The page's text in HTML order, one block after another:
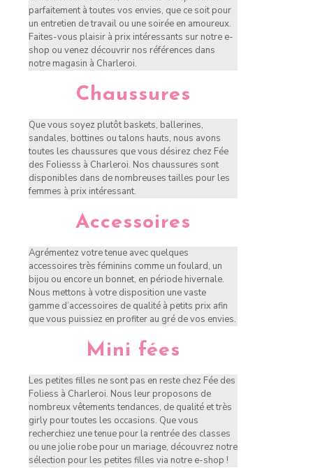
parfaitement à toutes vos envies, que ce soit pour
un entretien de travail ou une soirée en amoureux.
Faites-vous plaisir à prix intéressants sur notre e-
shop ou venez découvrir nos références dans
notre magasin à Charleroi.
Chaussures
Que vous soyez plutôt baskets, ballerines,
sandales, bottines ou talons hauts, nous avons
toutes les chaussures que vous désirez chez Fée
des Foliesss à Charleroi. Nos chaussures sont
disponibles dans de nombreuses tailles pour les
femmes à prix intéressant.
Accessoires
Agrémentez votre tenue avec quelques
accessoires très féminins comme un foulard, un
bijou ou encore un bonnet, en période hivernale.
Nous mettons à votre disposition une vaste
gamme d’accessoires de qualité à petits prix afin
que vous puissiez en profiter au gré de vos envies.
Mini fées
Les petites filles ne sont pas en reste chez Fée des
Foliess à Charleroi. Nous leur proposons de
nombreux vêtements tendances, de qualité et très
girly pour toutes les occasions. Que vous
recherchiez une tenue pour la rentrée des classes
ou une jolie robe pour un mariage, découvrez notre
sélection pour les petites filles via notre e-shop !